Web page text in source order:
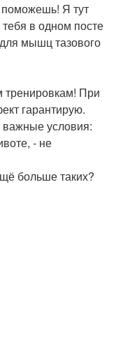
Я тут
в одном посте
мышц тазового
тренировкам! При
гарантирую.
важные условия:
- не
больше таких?